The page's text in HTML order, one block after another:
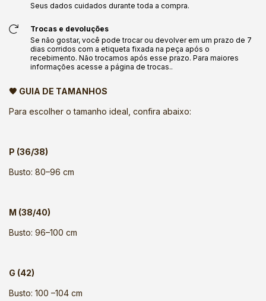
Seus dados cuidados durante toda a compra.
Trocas e devoluções
Se não gostar, você pode trocar ou devolver em um prazo de 7
dias corridos com a etiqueta fixada na peça após o
recebimento. Não trocamos após esse prazo. Para maiores
informações acesse a página de trocas..
🖤 GUIA DE TAMANHOS
Para escolher o tamanho ideal, confira abaixo:
P (36/38)
Busto: 80–96 cm
M (38/40)
Busto: 96–100 cm
G (42)
Busto: 100 –104 cm